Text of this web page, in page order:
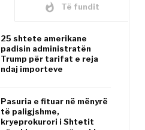
whatshot Të fundit
25 shtete amerikane
padisin administratën
Trump për tarifat e reja
ndaj importeve
Pasuria e fituar në mënyrë
të paligjshme,
kryeprokurori i Shtetit